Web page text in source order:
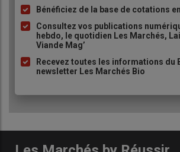
à
puce
Bénéficiez de la base de cotations
Consultez vos publications
hebdo, le quotidien Les Marchés,
Viande Mag’
Recevez toutes les informations du
newsletter Les Marchés Bio